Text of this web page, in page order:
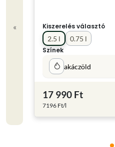
«
Kiszerelés választó
0.75 l
2.5 l
Színek
akáczöld
17 990 Ft
7196 Ft/l